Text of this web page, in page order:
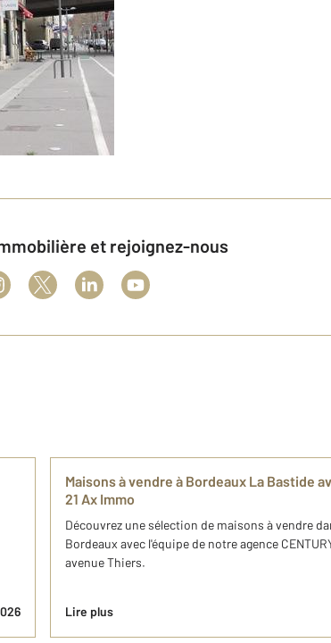
et rejoignez-nous
Maisons à vendre à Bordeaux La Bastide
21 Ax Immo
Découvrez une sélection de maisons à vendre
Bordeaux avec l'équipe de notre agence
avenue Thiers.
Lire plus